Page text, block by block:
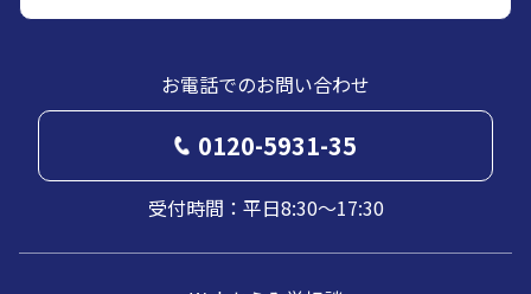
お電話でのお問い合わせ
0120-5931-35
受付時間：平日8:30～17:30